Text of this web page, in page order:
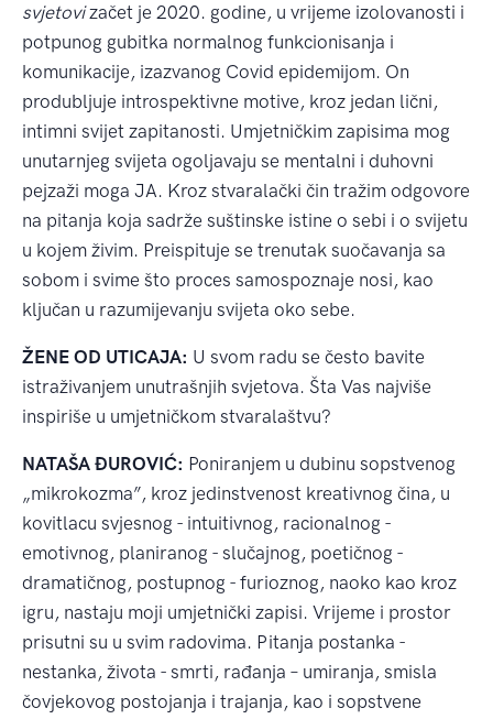
svjetovizačet je 2020. godine, u vrijeme izolovanosti i
potpunog gubitka normalnog funkcionisanja i
komunikacije, izazvanog Covid epidemijom. On
produbljuje introspektivne motive, kroz jedan lični,
intimni svijet zapitanosti. Umjetničkim zapisima mog
unutarnjeg svijeta ogoljavaju se mentalni i duhovni
pejzaži moga JA. Kroz stvaralački čin tražim odgovore
na pitanja koja sadrže suštinske istine o sebi i o svijetu
u kojem živim. Preispituje se trenutak suočavanja sa
sobom i svime što proces samospoznaje nosi, kao
ključan u razumijevanju svijeta oko sebe.
ŽENE OD UTICAJA: U svom radu se često bavite
istraživanjem unutrašnjih svjetova. Šta Vas najviše
inspiriše u umjetničkom stvaralaštvu?
NATAŠA ĐUROVIĆ: Poniranjem u dubinu sopstvenog
„mikrokozma”, kroz jedinstvenost kreativnog čina, u
kovitlacu svjesnog - intuitivnog, racionalnog -
emotivnog, planiranog - slučajnog, poetičnog -
dramatičnog, postupnog - furioznog, naoko kao kroz
igru, nastaju moji umjetnički zapisi. Vrijeme i prostor
prisutni su u svim radovima. Pitanja postanka -
nestanka, života - smrti, rađanja – umiranja, smisla
čovjekovog postojanja i trajanja, kao i sopstvene